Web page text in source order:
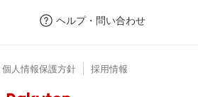
ヘルプ・問い合わせ
個人情報保護方針 採用情報